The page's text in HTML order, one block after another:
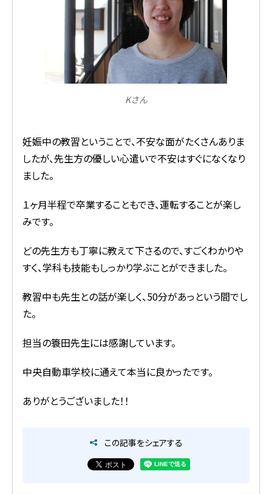
Kさん
妊娠中の教習ということで、不安な面がたくさんありま
したが、先生方の優しい心遣いで不安はすぐになくなり
ました。
１ヶ月半程で卒業することもでき、運転することが楽し
みです。
どの先生方も丁寧に教えて下さるので、すごくわかりや
すく、学科も技能もしっかり学ぶことができました。
教習中も先生との話が楽しく、50分があっという間でし
た。
担当の簑田先生には感謝しています。
中央自動車学校に通えて本当に良かったです。
ありがとうございました！！
この記事をシェアする